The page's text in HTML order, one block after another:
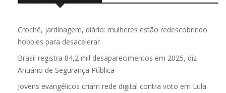
Crochê, jardinagem, diário: mulheres estão redescobrindo
hobbies para desacelerar
Brasil registra 84,2 mil desaparecimentos em 2025, diz
Anuário de Segurança Pública
Jovens evangélicos criam rede digital contra voto em Lula